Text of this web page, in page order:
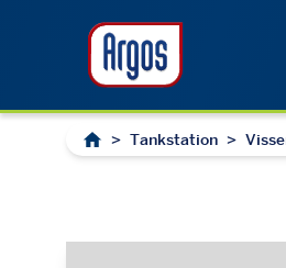
> Tankstation >